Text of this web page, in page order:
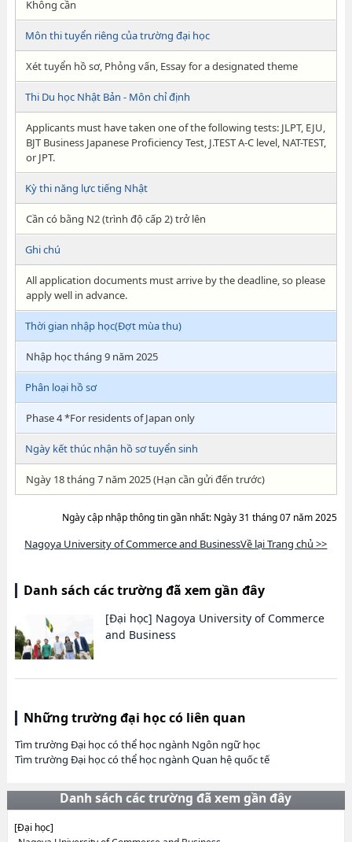
Không cần
Môn thi tuyển riêng của trường đại học
Xét tuyển hồ sơ, Phỏng vấn, Essay for a designated theme
Thi Du học Nhật Bản - Môn chỉ định
Applicants must have taken one of the following tests: JLPT, EJU,
BJT Business Japanese Proficiency Test, J.TEST A-C level, NAT-TEST,
or JPT.
Kỳ thi năng lực tiếng Nhật
Cần có bằng N2 (trình độ cấp 2) trở lên
Ghi chú
All application documents must arrive by the deadline, so please
apply well in advance.
Thời gian nhập học(Đợt mùa thu)
Nhập học tháng 9 năm 2025
Phân loại hồ sơ
Phase 4 *For residents of Japan only
Ngày kết thúc nhận hồ sơ tuyển sinh
Ngày 18 tháng 7 năm 2025 (Hạn cần gửi đến trước)
Ngày cập nhập thông tin gần nhất: Ngày 31 tháng 07 năm 2025
Nagoya University of Commerce and BusinessVề lại Trang chủ >>
Danh sách các trường đã xem gần đây
[Đại học] Nagoya University of Commerce
and Business
Những trường đại học có liên quan
Tìm trường Đại học có thể học ngành Ngôn ngữ học
Tìm trường Đại học có thể học ngành Quan hệ quốc tế
Danh sách các trường đã xem gần đây
[Đại học]